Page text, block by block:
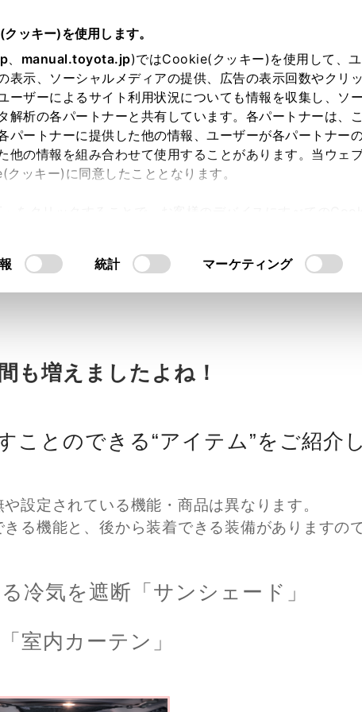
ッキー)を使用します。
、 manual.toyota.jp)ではCookie(クッキー)を使用して、
表示、ソーシャルメディアの提供、広告の表示回数やクリ
ーザーによるサイト利用状況についても情報を収集し、ソ
解析の各パートナーと共有しています。各パートナーは、
パートナーに提供した他の情報、ユーザーが各パートナー
他の情報を組み合わせて使用することがあります。当ウェ
ッキー)に同意したこととなります。
統計 マーケティング
ー（用品）編＞
も増えましたよね！
ことのできる“アイテム”をご紹介
設定されている機能・商品は異なります。
る機能と、後から装着できる装備がありますの
冷気を遮断「サンシェード」
室内カーテン」